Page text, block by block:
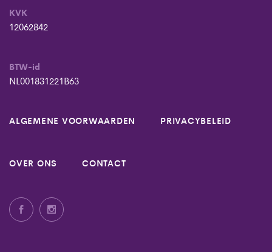
KVK
12062842
BTW-id
NL001831221B63
ALGEMENE VOORWAARDEN PRIVACYBELEID
OVER ONS CONTACT